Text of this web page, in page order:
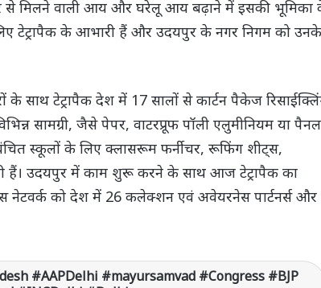
से मिलने वाली आय और घरेलू आय बढ़ाने में इसकी भूमिका
टेट्रापैक के आभारी हैं और उदयपुर के नगर निगम को उनके
साथ टेट्रापैक देश में 17 सालों से कार्टन पैकेज
सामग्री, जैसे पेपर, वाटरप्रूफ पॉली एलुमीनियम या पैनल
स्कूलों के लिए क्लासरूम फर्नीचर, रूफिंग शीट्स,
हैं। उदयपुर में काम शुरू करने के साथ आज टेट्रापैक का
नेटवर्क को देश में 26 कलेक्शन एवं अवेयरनेस पार्टनर्स और
#AAPDelhi #mayursamvad #Congress #BJP